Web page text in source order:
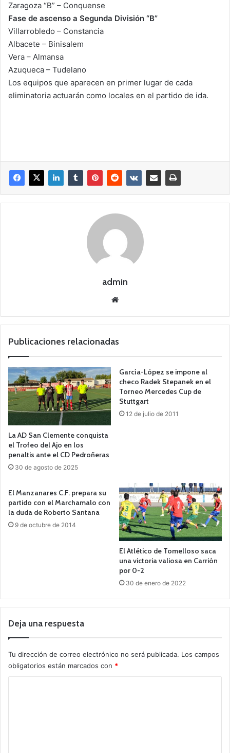
Zaragoza “B” – Conquense
Fase de ascenso a Segunda División “B”
Villarrobledo – Constancia
Albacete – Binisalem
Vera – Almansa
Azuqueca – Tudelano
Los equipos que aparecen en primer lugar de cada
eliminatoria actuarán como locales en el partido de ida.
admin
we
Publicaciones relacionadas
La AD San Clemente conquista
el Trofeo del Ajo en los
penaltis ante el CD Pedroñeras
30 de agosto de 2025
García-López se impone al
checo Radek Stepanek en el
Torneo Mercedes Cup de
Stuttgart
12 de julio de 2011
El Manzanares C.F. prepara su
partido con el Marchamalo con
la duda de Roberto Santana
9 de octubre de 2014
El Atlético de Tomelloso saca
una victoria valiosa en Carrión
por 0-2
30 de enero de 2022
Deja una respuesta
Tu dirección de correo electrónico no será publicada. Los campos
obligatorios están marcados con *